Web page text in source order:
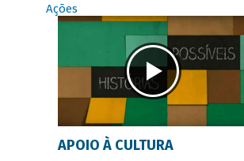
Ações
APOIO À CULTURA